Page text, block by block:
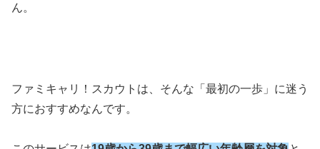
ん。
ファミキャリ！スカウトは、そんな「最初の一歩」に迷う
方におすすめなんです。